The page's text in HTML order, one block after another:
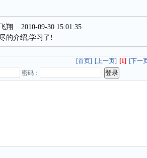
翔 2010-09-30 15:01:35
的介绍,学习了!
[首页] [上一页] [1] [下一
密码：